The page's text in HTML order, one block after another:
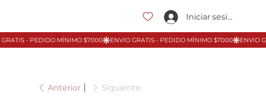
Iniciar sesión
Anterior Siguiente